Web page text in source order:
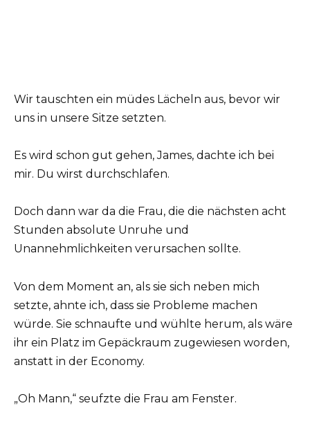
Wir tauschten ein müdes Lächeln aus, bevor wir
uns in unsere Sitze setzten.
Es wird schon gut gehen, James, dachte ich bei
mir. Du wirst durchschlafen.
Doch dann war da die Frau, die die nächsten acht
Stunden absolute Unruhe und
Unannehmlichkeiten verursachen sollte.
Von dem Moment an, als sie sich neben mich
setzte, ahnte ich, dass sie Probleme machen
würde. Sie schnaufte und wühlte herum, als wäre
ihr ein Platz im Gepäckraum zugewiesen worden,
anstatt in der Economy.
„Oh Mann,“ seufzte die Frau am Fenster.